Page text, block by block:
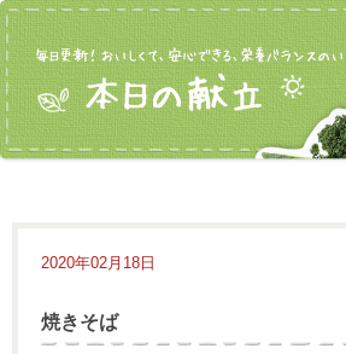
2020年02月18日
焼きそば